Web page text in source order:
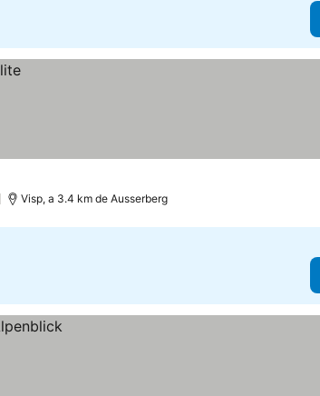
Visp, a 3.4 km de Ausserberg